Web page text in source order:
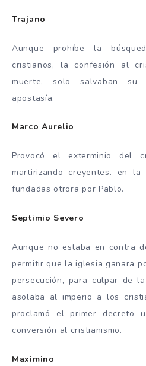
Trajano
Aunque prohíbe la
cristianos, la confesión al
muerte, solo salvaban su
apostasía.
Marco Aurelio
Provocó el exterminio del
martirizando creyentes. en
fundadas otrora por Pablo.
Septimio Severo
Aunque no estaba en contra
permitir que la iglesia ganara
persecución, para culpar de
asolaba al imperio a los
proclamó el primer decreto
conversión al cristianismo.
Maximino